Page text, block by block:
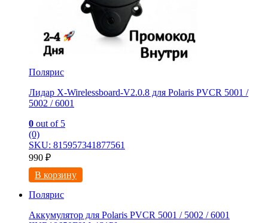
Полярис
Лидар X-Wirelessboard-V2.0.8 для Polaris PVCR 5001 /
5002 / 6001
0 out of 5
(0)
SKU: 815957341877561
990 ₽
В корзину
Полярис
Аккумулятор для Polaris PVCR 5001 / 5002 / 6001